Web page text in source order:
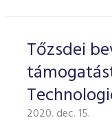
Tőzsdei
2020. dec. 15.